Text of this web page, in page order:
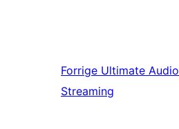
Forrige Ultimate Audio
Streaming